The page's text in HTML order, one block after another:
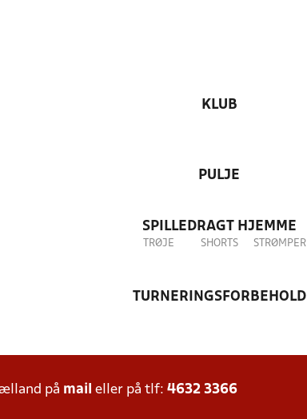
KLUB
PULJE
SPILLEDRAGT HJEMME
TRØJE SHORTS STRØMPER
TURNERINGSFORBEHOLD
på mail eller på tlf: 4632 3366